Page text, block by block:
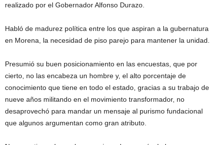
realizado por el Gobernador Alfonso Durazo.
Habló de madurez política entre los que aspiran a la gubernatura
en Morena, la necesidad de piso parejo para mantener la unidad.
Presumió su buen posicionamiento en las encuestas, que por
cierto, no las encabeza un hombre y, el alto porcentaje de
conocimiento que tiene en todo el estado, gracias a su trabajo de
nueve años militando en el movimiento transformador, no
desaprovechó para mandar un mensaje al purismo fundacional
que algunos argumentan como gran atributo.